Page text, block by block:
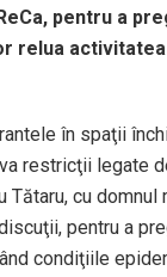
pentru a
relua
în spaţii
restricţii legate
cu domnul
pentru a
condiţiile